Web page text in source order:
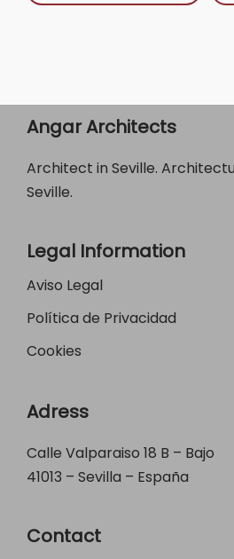
Angar Architects
Architect in Seville.
Seville.
Legal Information
Aviso Legal
Política de Privacidad
Cookies
Adress
Calle Valparaiso 18 B – Bajo
41013 – Sevilla – España
Contact